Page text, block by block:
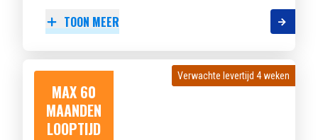
TOON MEER
MAX 60
MAANDEN
LOOPTIJD
Verwachte levertijd 4 weken
Verwachte levertijd 4 weken